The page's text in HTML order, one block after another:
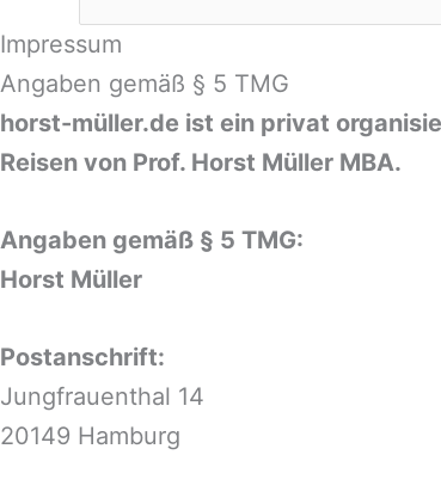
Impressum
Angaben gemäß § 5 TMG
horst-müller.de ist ein privat
Reisen von Prof. Horst Müller MBA.
Angaben gemäß § 5 TMG:
Horst Müller
Postanschrift:
Jungfrauenthal 14
20149 Hamburg